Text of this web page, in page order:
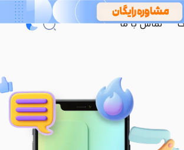
تماس با ما